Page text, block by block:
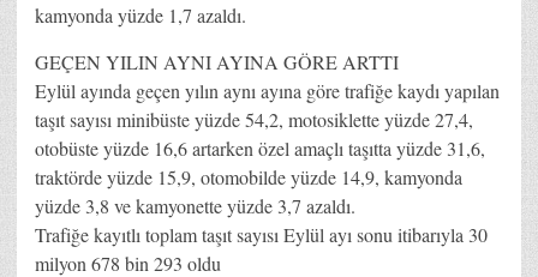
kamyonda yüzde 1,7 azaldı.
GEÇEN YILIN AYNI AYINA GÖRE ARTTI
Eylül ayında geçen yılın aynı ayına göre trafiğe kaydı yapılan
taşıt sayısı minibüste yüzde 54,2, motosiklette yüzde 27,4,
otobüste yüzde 16,6 artarken özel amaçlı taşıtta yüzde 31,6,
traktörde yüzde 15,9, otomobilde yüzde 14,9, kamyonda
yüzde 3,8 ve kamyonette yüzde 3,7 azaldı.
Trafiğe kayıtlı toplam taşıt sayısı Eylül ayı sonu itibarıyla 30
milyon 678 bin 293 oldu